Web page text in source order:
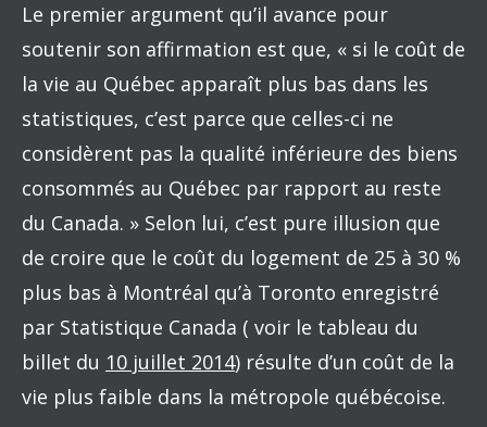
Le premier argument qu’il avance pour
soutenir son affirmation est que, « si le coût de
la vie au Québec apparaît plus bas dans les
statistiques, c’est parce que celles-ci ne
considèrent pas la qualité inférieure des biens
consommés au Québec par rapport au reste
du Canada. » Selon lui, c’est pure illusion que
de croire que le coût du logement de 25 à 30 %
plus bas à Montréal qu’à Toronto enregistré
par Statistique Canada ( voir le tableau du
billet du 10 juillet 2014) résulte d’un coût de la
vie plus faible dans la métropole québécoise.